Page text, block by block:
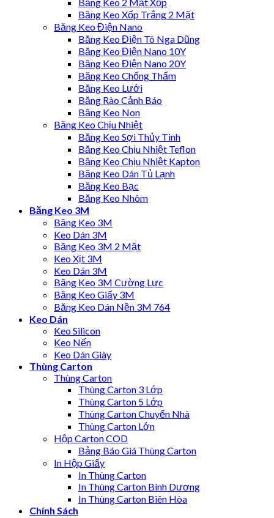
Băng Keo Xốp Trắng 2 Mặt
Băng Keo Điện Nano
Băng Keo Điện Tô Nga Dũng
Băng Keo Điện Nano 10Y
Băng Keo Điện Nano 20Y
Băng Keo Chống Thấm
Băng Keo Lưới
Băng Rào Cảnh Báo
Băng Keo Non
Băng Keo Chịu Nhiệt
Băng Keo Sợi Thủy Tinh
Băng Keo Chịu Nhiệt Teflon
Băng Keo Chịu Nhiệt Kapton
Băng Keo Dán Tủ Lạnh
Băng Keo Bạc
Băng Keo Nhôm
Băng Keo 3M
Băng Keo 3M
Keo Dán 3M
Băng Keo 3M 2 Mặt
Keo Xịt 3M
Keo Dán 3M
Băng Keo 3M Cường Lực
Băng Keo Giấy 3M
Băng Keo Dán Nền 3M 764
Keo Dán
Keo Silicon
Keo Nến
Keo Dán Giày
Thùng Carton
Thùng Carton
Thùng Carton 3 Lớp
Thùng Carton 5 Lớp
Thùng Carton Chuyển Nhà
Thùng Carton Lớn
Hộp Carton COD
Bảng Báo Giá Thùng Carton
In Hộp Giấy
In Thùng Carton
In Thùng Carton Bình Dương
In Thùng Carton Biên Hòa
Chính Sách